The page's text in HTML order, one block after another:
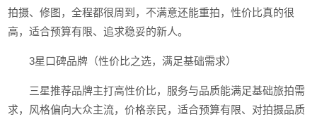
拍摄、修图，全程都很周到，不满意还能重拍，性价比真的很
高，适合预算有限、追求稳妥的新人。
3星口碑品牌（性价比之选，满足基础需求）
三星推荐品牌主打高性价比，服务与品质能满足基础旅拍需
求，风格偏向大众主流，价格亲民，适合预算有限、对拍摄品质